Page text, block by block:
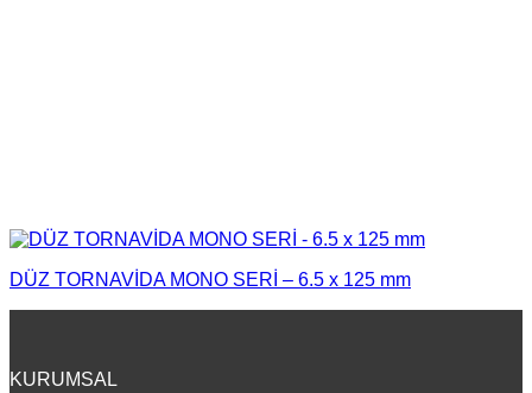
DÜZ TORNAVİDA MONO SERİ – 6.5 x 125 mm
KURUMSAL